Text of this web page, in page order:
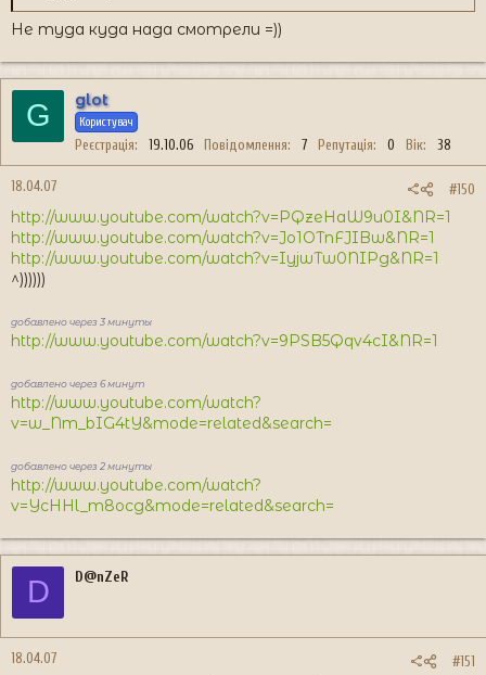
Не туда куда нада смотрели =))
G glot
Користувач
Реєстрація 19.10.06 Повідомлення 7 Репутація 0 Вік 38
18.04.07 #150
http://www.youtube.com/watch?v=PQzeHaW9u0I&NR=1
http://www.youtube.com/watch?v=Jo1OTnFJIBw&NR=1
http://www.youtube.com/watch?v=IyjwTw0NIPg&NR=1
^))))))
добавлено через 3 минуты
http://www.youtube.com/watch?v=9PSB5Qqv4cI&NR=1
добавлено через 6 минут
http://www.youtube.com/watch?
v=w_Nm_bIG4tY&mode=related&search=
добавлено через 2 минуты
http://www.youtube.com/watch?
v=YcHHl_m8ocg&mode=related&search=
D D@nZeR
18.04.07 #151